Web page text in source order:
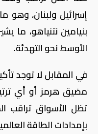
إسرائيل ولبنان، وهو
بنيامين نتنياهو، ما
الأوسط نحو التهدئة.
في المقابل لا توجد
مضيق هرمز أو أي
تظل الأسواق تراقب
بإمدادات الطاقة